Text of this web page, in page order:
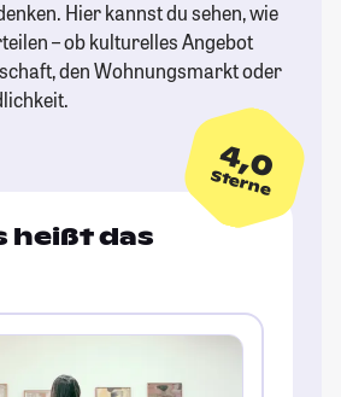
Hier kannst du sehen, wie
– ob kulturelles Angebot
den Wohnungsmarkt oder
4,0
Sterne
heißt das